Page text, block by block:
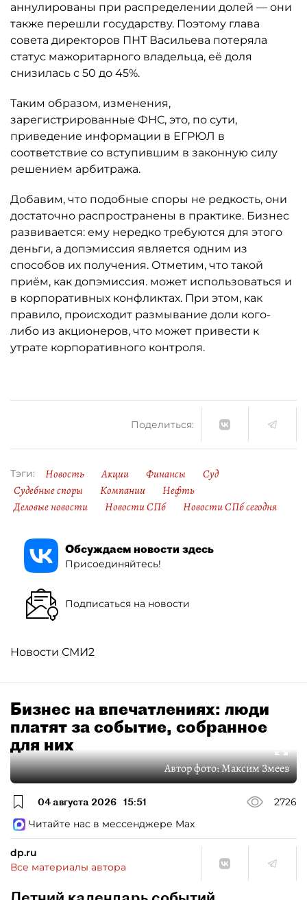
аннулированы при распределении долей — они
также перешли государству. Поэтому глава
совета директоров ПНТ Васильева потеряла
статус мажоритарного владельца, её доля
снизилась с 50 до 45%.
Таким образом, изменения,
зарегистрированные ФНС, это, по сути,
приведение информации в ЕГРЮЛ в
соответствие со вступившим в законную силу
решением арбитража.
Добавим, что подобные споры не редкость, они
достаточно распространены в практике. Бизнес
развивается: ему нередко требуются для этого
деньги, а допэмиссия является одним из
способов их получения. Отметим, что такой
приём, как допэмиссия. может использоваться и
в корпоративных конфликтах. При этом, как
правило, происходит размывание доли кого-
либо из акционеров, что может привести к
утрате корпоративного контроля.
Поделиться:
Тэги: Новость Акции Финансы
Суд
Судебные споры
Компании
Нефть
Деловые новости
Новости СПб Новости СПб сегодня
Обсуждаем новости здесь
Присоединяйтесь!
Подписаться на новости
Новости СМИ2
Бизнес на впечатлениях: люди
платят за событие, собранное
для них
Автор фото:Максим Змеев
04 августа 2026 15:51
2726
Читайте нас в мессенджере Max
dp.ru
Все материалы автора